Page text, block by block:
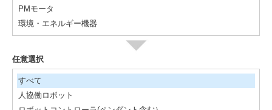
PMモータ
環境・エネルギー機器
任意選択
すべて
人協働ロボット